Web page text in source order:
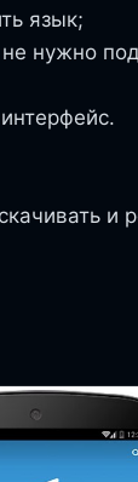
язык;
нужно
и